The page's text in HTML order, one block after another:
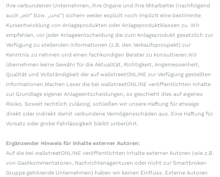
ihre verbundenen Unternehmen, ihre Organe und ihre Mitarbeiter (nachfolgend
auch „wir“ bzw. „uns“) sichern weder explizit noch implizit eine bestimmte
Kursentwicklung von Anlageprodukten oder Anlageproduktklassen zu. Wir
empfehlen, vor jeder Anlageentscheidung die zum Anlageprodukt gesetzlich zur
Verfügung zu stellenden Informationen (z.B. den Verkaufsprospekt) zur
Kenntnis zu nehmen und einen fachkundigen Berater zu konsultieren.Wir
übernehmen keine Gewähr für die Aktualität, Richtigkeit, Angemessenheit,
Qualität und Vollständigkeit der auf wallstreetONLINE zur Verfügung gestellten
Informationen.Machen Leser die bei wallstreetONLINE veröffentlichten Inhalte
zur Grundlage eigener Anlageentscheidungen, so geschieht dies auf eigenes
Risiko. Soweit rechtlich zulässig, schließen wir unsere Haftung für etwaige
direkt oder indirekt damit verbundene Vermögensschäden aus. Eine Haftung für
Vorsatz oder grobe Fahrlässigkeit bleibt unberührt.
Ergänzender Hinweis für Inhalte externer Autoren:
Auf die bei wallstreetONLINE veröffentlichten Inhalte externer Autoren (wie z.B.
von Gastkommentatoren, Nachrichtenagenturen oder nicht zur Smartbroker-
Gruppe gehörende Unternehmen) haben wir keinen Einfluss. Externe Autoren